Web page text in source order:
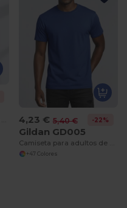
4,23 € 5,40 € -22%
Gildan GD005
+47 Colores